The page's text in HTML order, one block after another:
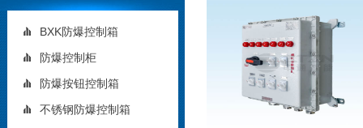
BXK防爆控制箱
防爆控制柜
防爆按钮控制箱
不锈钢防爆控制箱